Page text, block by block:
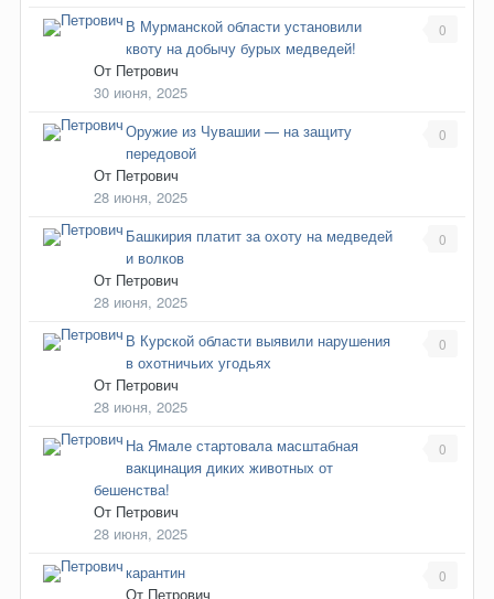
0
В Мурманской области установили
квоту на добычу бурых медведей!
От Петрович
30 июня, 2025
0
Оружие из Чувашии — на защиту
передовой
От Петрович
28 июня, 2025
0
Башкирия платит за охоту на медведей
и волков
От Петрович
28 июня, 2025
0
В Курской области выявили нарушения
в охотничьих угодьях
От Петрович
28 июня, 2025
0
На Ямале стартовала масштабная
вакцинация диких животных от
бешенства!
От Петрович
28 июня, 2025
0
карантин
От Петрович